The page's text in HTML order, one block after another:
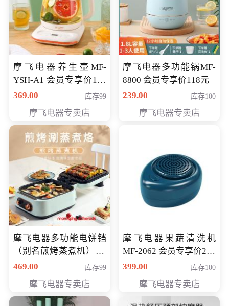
摩飞电器养生壶MF-
YSH-A1 会员专享价198
元
369.00 库存99
摩飞电器专卖店
摩飞电器多功能锅MF-
8800 会员专享价118元
239.00
库存100
摩飞电器专卖店
摩飞电器多功能电饼铛
（别名煎烤蒸煮机） 型
号MF-8888B 会员专享
469.00 库存99
摩飞电器专卖店
摩飞电器果蔬清洗机
MF-2062 会员专享价268
元
399.00 库存100
摩飞电器专卖店